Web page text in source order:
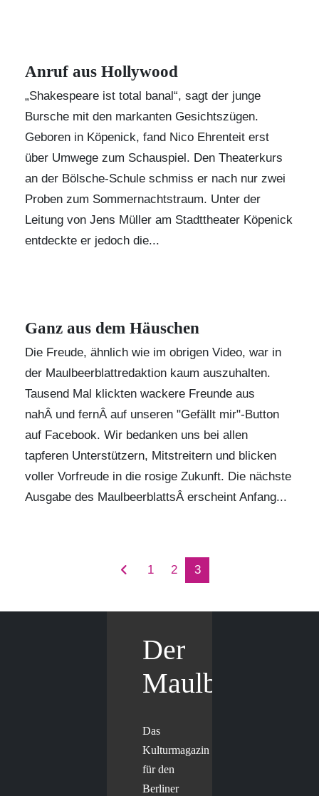
Anruf aus Hollywood
„Shakespeare ist total banal“, sagt der junge
Bursche mit den markanten Gesichtszügen.
Geboren in Köpenick, fand Nico Ehrenteit erst
über Umwege zum Schauspiel. Den Theaterkurs
an der Bölsche-Schule schmiss er nach nur zwei
Proben zum Sommernachtstraum. Unter der
Leitung von Jens Müller am Stadttheater Köpenick
entdeckte er jedoch die...
Ganz aus dem Häuschen
Die Freude, ähnlich wie im obrigen Video, war in
der Maulbeerblattredaktion kaum auszuhalten.
Tausend Mal klickten wackere Freunde aus
nahÂ und fernÂ auf unseren "Gefällt mir"-Button
auf Facebook. Wir bedanken uns bei allen
tapferen Unterstützern, Mitstreitern und blicken
voller Vorfreude in die rosige Zukunft. Die nächste
Ausgabe des MaulbeerblattsÂ erscheint Anfang...
1 2 3
Der
Maulbär
Das
Kulturmagazin
für den
Berliner